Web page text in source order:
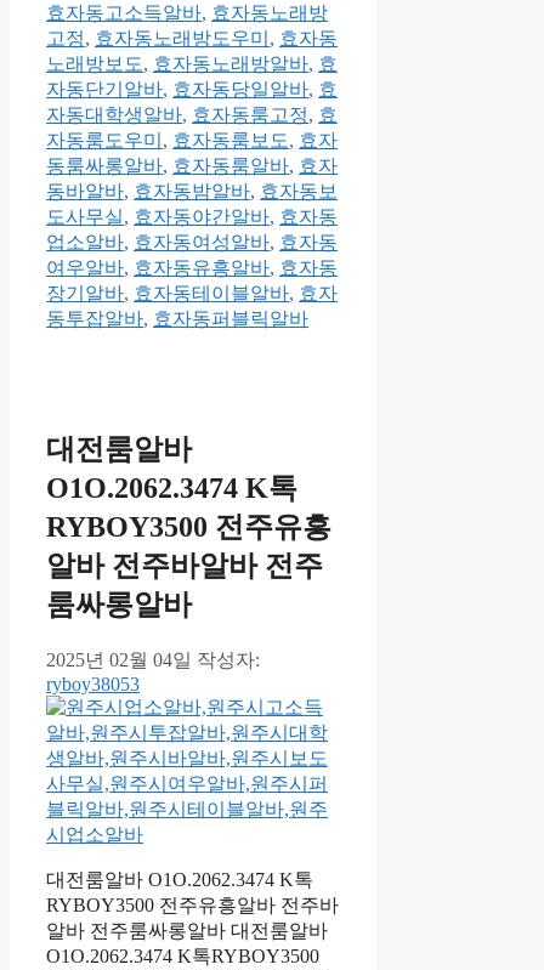
효자동고소득알바, 효자동노래방
고정, 효자동노래방도우미 , 효자동
노래방보도, 효자동노래방알바, 효
자동단기알바, 효자동당일알바, 효
자동대학생알바, 효자동룸고정, 효
자동룸도우미 , 효자동룸보도, 효자
동룸싸롱알바, 효자동룸알바, 효자
동바알바, 효자동밤알바, 효자동보
도사무실, 효자동야간알바, 효자동
업소알바, 효자동여성알바, 효자동
여우알바, 효자동유흥알바, 효자동
장기알바, 효자동테이블알바, 효자
동투잡알바, 효자동퍼블릭알바
대전룸알바
O1O.2062.3474 K톡
RYBOY3500 전주유흥
알바 전주바알바 전주
룸싸롱알바
2025년 02월 04일 작성자:
ryboy38053
대전룸알바 O1O.2062.3474 K톡
RYBOY3500 전주유흥알바 전주바
알바 전주룸싸롱알바 대전룸알바
O1O.2062.3474 K톡RYBOY3500